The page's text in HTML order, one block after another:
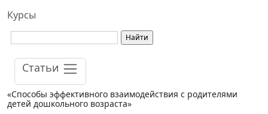
Курсы
Статьи
«Способы эффективного взаимодействия с родителями
детей дошкольного возраста»